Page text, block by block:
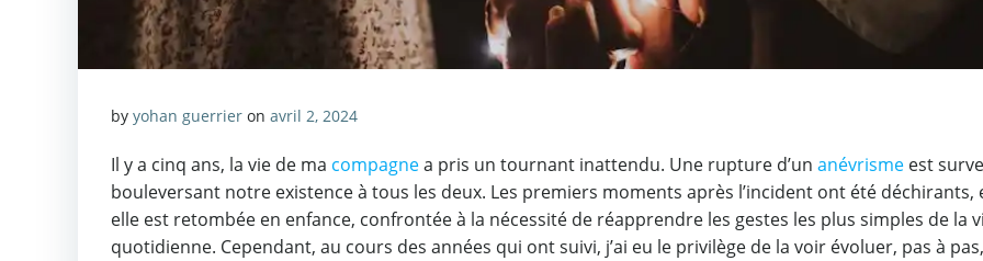
by yohan guerrier on avril 2, 2024
Il y a cinq ans, la vie de ma compagnea pris un tournant inattendu. Une rupture d’un anévrisme est
bouleversant notre existence à tous les deux. Les premiers moments après l’incident ont été déchirants,
elle est retombée en enfance, confrontée à la nécessité de réapprendre les gestes les plus simples de la
quotidienne. Cependant, au cours des années qui ont suivi, j’ai eu le privilège de la voir évoluer, pas à